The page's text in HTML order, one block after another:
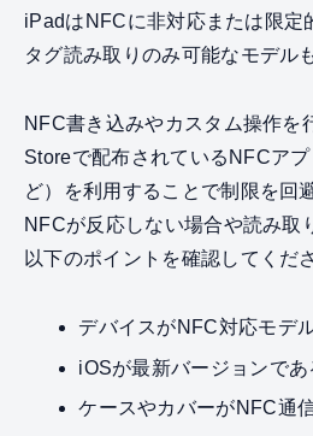
iPadはNFCに非対応または限定
タグ読み取りのみ可能なモデル
NFC書き込みやカスタム操作を
Storeで配布されているNFCア
ど）を利用することで制限を回
NFCが反応しない場合や読み取
以下のポイントを確認してくだ
デバイスがNFC対応モデ
iOSが最新バージョンであ
ケースやカバーがNFC通